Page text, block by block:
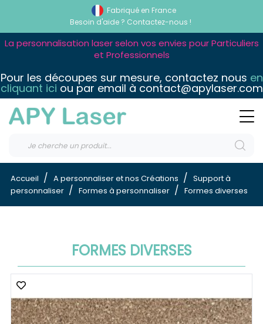
La personnalisation laser selon vos envies pour Particuliers
et Professionnels
Pour les découpes sur mesure, contactez nous en
cliquant ici ou par email à contact@apylaser.com
Fabriqué en France
Besoin d'aide ? Contactez-nous !
Accueil A personnaliser et nos Créations
Support à
personnaliser
Formes à personnaliser Formes diverses
FORMES DIVERSES